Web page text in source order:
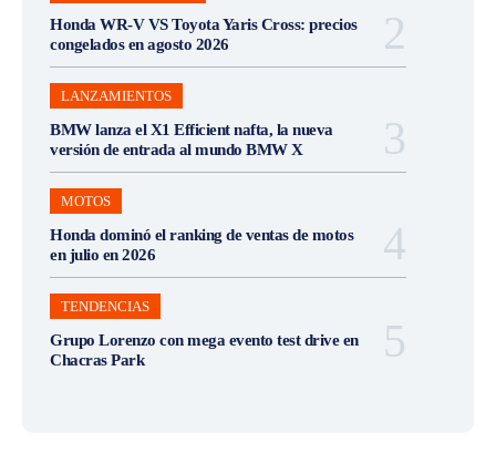
Honda WR-V VS Toyota Yaris Cross: precios
congelados en agosto 2026
LANZAMIENTOS
BMW lanza el X1 Efficient nafta, la nueva
versión de entrada al mundo BMW X
MOTOS
Honda dominó el ranking de ventas de motos
en julio en 2026
TENDENCIAS
Grupo Lorenzo con mega evento test drive en
Chacras Park